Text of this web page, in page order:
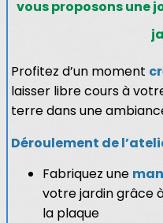
vous proposons une
Profitez d’un moment
laisser libre cours à
terre dans une
Déroulement de
Fabriquez une
votre jardin grâce
la plaque